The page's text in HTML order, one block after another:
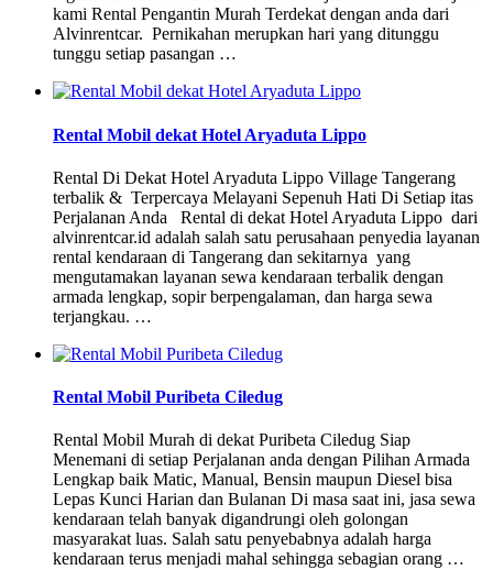
kami Rental Pengantin Murah Terdekat dengan anda dari
Alvinrentcar. Pernikahan merupkan hari yang ditunggu
tunggu setiap pasangan …
Rental Mobil dekat Hotel Aryaduta Lippo
Rental Di Dekat Hotel Aryaduta Lippo Village Tangerang
terbalik & Terpercaya Melayani Sepenuh Hati Di Setiap itas
Perjalanan Anda Rental di dekat Hotel Aryaduta Lippo dari
alvinrentcar.id adalah salah satu perusahaan penyedia layanan
rental kendaraan di Tangerang dan sekitarnya yang
mengutamakan layanan sewa kendaraan terbalik dengan
armada lengkap, sopir berpengalaman, dan harga sewa
terjangkau. …
Rental Mobil Puribeta Ciledug
Rental Mobil Murah di dekat Puribeta Ciledug Siap
Menemani di setiap Perjalanan anda dengan Pilihan Armada
Lengkap baik Matic, Manual, Bensin maupun Diesel bisa
Lepas Kunci Harian dan Bulanan Di masa saat ini, jasa sewa
kendaraan telah banyak digandrungi oleh golongan
masyarakat luas. Salah satu penyebabnya adalah harga
kendaraan terus menjadi mahal sehingga sebagian orang …